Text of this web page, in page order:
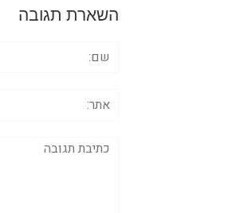
השארת תגובה
תגובה